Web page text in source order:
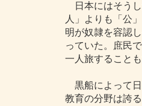
日本にはそうし
人」よりも「公
明が奴隷を容認
っていた。庶民
一人旅すること
黒船によって日
教育の分野は誇